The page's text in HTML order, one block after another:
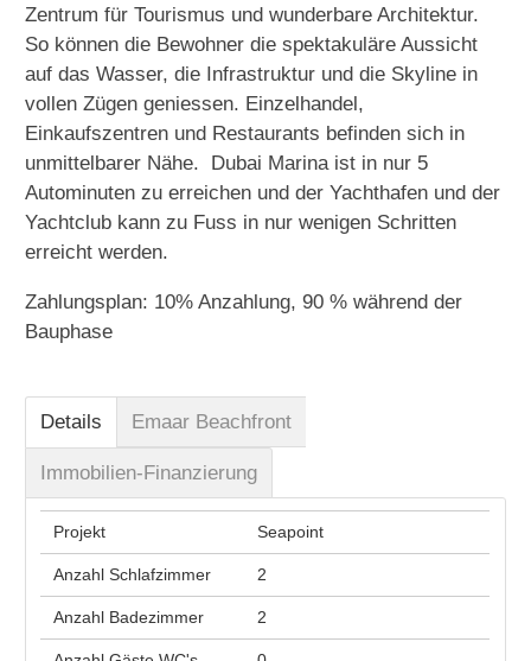
Zentrum für Tourismus und wunderbare Architektur.
So können die Bewohner die spektakuläre Aussicht
auf das Wasser, die Infrastruktur und die Skyline in
vollen Zügen geniessen. Einzelhandel,
Einkaufszentren und Restaurants befinden sich in
unmittelbarer Nähe. Dubai Marina ist in nur 5
Autominuten zu erreichen und der Yachthafen und der
Yachtclub kann zu Fuss in nur wenigen Schritten
erreicht werden.
Zahlungsplan: 10% Anzahlung, 90 % während der
Bauphase
Details Emaar Beachfront
Immobilien-Finanzierung
Projekt Seapoint
Anzahl Schlafzimmer 2
Anzahl Badezimmer 2